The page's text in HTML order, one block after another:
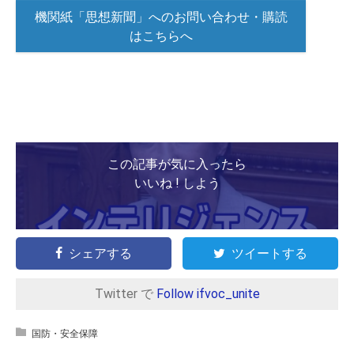
機関紙「思想新聞」へのお問い合わせ・購読
はこちらへ
この記事が気に入ったら
いいね ! しよう
シェアする ツイートする
Twitter で Follow ifvoc_unite
国防・安全保障